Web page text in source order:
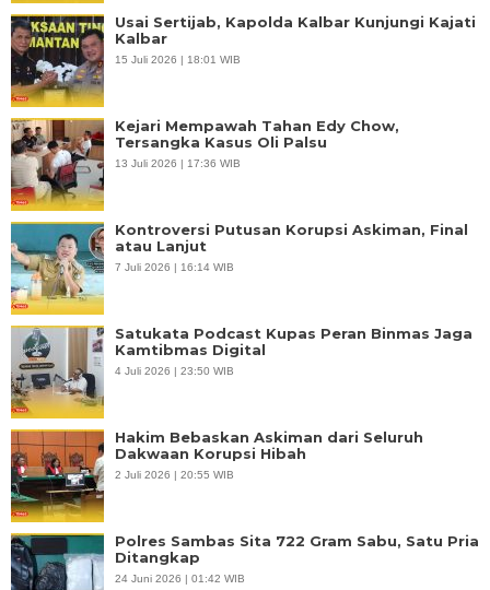
Usai Sertijab, Kapolda Kalbar Kunjungi Kajati
Kalbar
15 Juli 2026 | 18:01 WIB
Kejari Mempawah Tahan Edy Chow,
Tersangka Kasus Oli Palsu
13 Juli 2026 | 17:36 WIB
Kontroversi Putusan Korupsi Askiman, Final
atau Lanjut
7 Juli 2026 | 16:14 WIB
Satukata Podcast Kupas Peran Binmas Jaga
Kamtibmas Digital
4 Juli 2026 | 23:50 WIB
Hakim Bebaskan Askiman dari Seluruh
Dakwaan Korupsi Hibah
2 Juli 2026 | 20:55 WIB
Polres Sambas Sita 722 Gram Sabu, Satu Pria
Ditangkap
24 Juni 2026 | 01:42 WIB